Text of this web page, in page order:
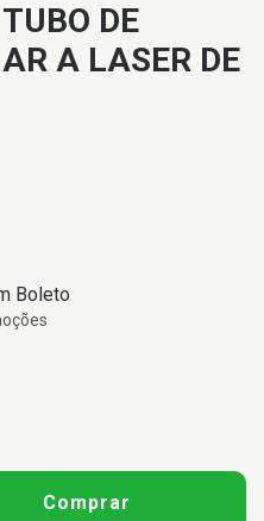
DE
A LASER DE
Boleto